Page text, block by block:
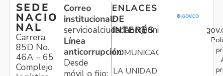
SEDE
NACIO
NAL
Carrera
85D No.
46A – 65
Complejo
Correo
institucional:
Línea
anticorrupción:
Desde
ENLACES
DE
INTERÉS
COMUNICACIONES
LA UNIDAD